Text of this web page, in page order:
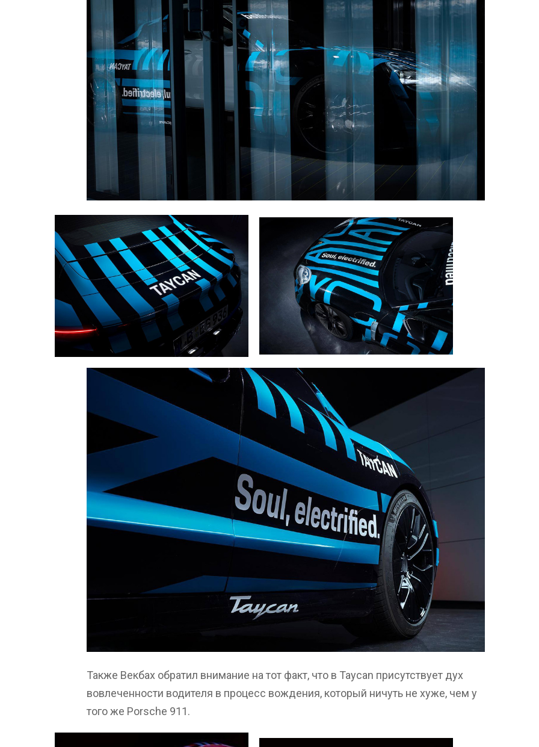
Также Векбах обратил внимание на тот факт, что в Taycan присутствует дух
вовлеченности водителя в процесс вождения, который ничуть не хуже, чем у
того же Porsche 911.